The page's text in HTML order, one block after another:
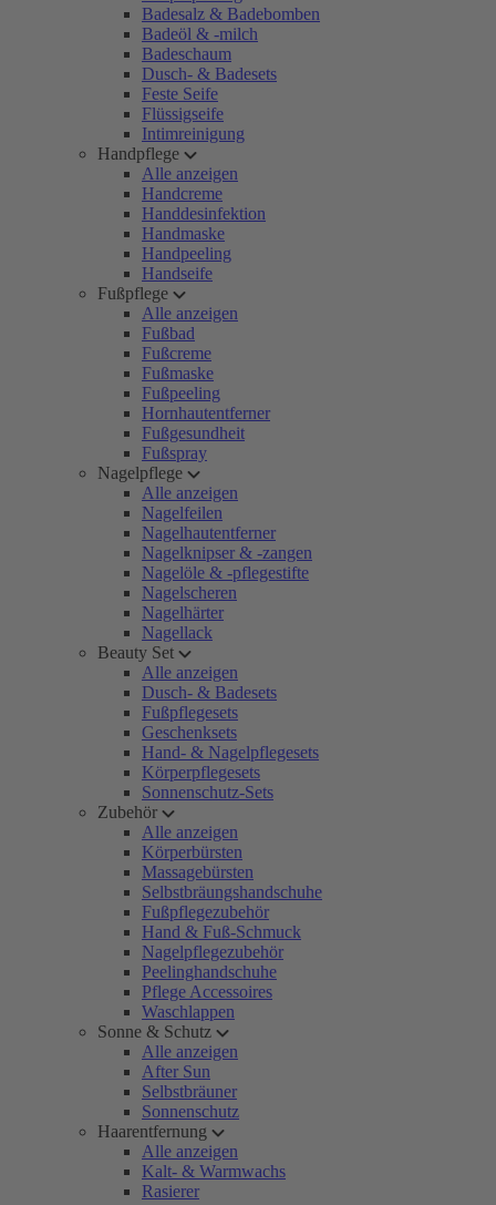
Badesalz & Badebomben
Badeöl & -milch
Badeschaum
Dusch- & Badesets
Feste Seife
Flüssigseife
Intimreinigung
Handpflege
Alle anzeigen
Handcreme
Handdesinfektion
Handmaske
Handpeeling
Handseife
Fußpflege
Alle anzeigen
Fußbad
Fußcreme
Fußmaske
Fußpeeling
Hornhautentferner
Fußgesundheit
Fußspray
Nagelpflege
Alle anzeigen
Nagelfeilen
Nagelhautentferner
Nagelknipser & -zangen
Nagelöle & -pflegestifte
Nagelscheren
Nagelhärter
Nagellack
Beauty Set
Alle anzeigen
Dusch- & Badesets
Fußpflegesets
Geschenksets
Hand- & Nagelpflegesets
Körperpflegesets
Sonnenschutz-Sets
Zubehör
Alle anzeigen
Körperbürsten
Massagebürsten
Selbstbräungshandschuhe
Fußpflegezubehör
Hand & Fuß-Schmuck
Nagelpflegezubehör
Peelinghandschuhe
Pflege Accessoires
Waschlappen
Sonne & Schutz
Alle anzeigen
After Sun
Selbstbräuner
Sonnenschutz
Haarentfernung
Alle anzeigen
Kalt- & Warmwachs
Rasierer